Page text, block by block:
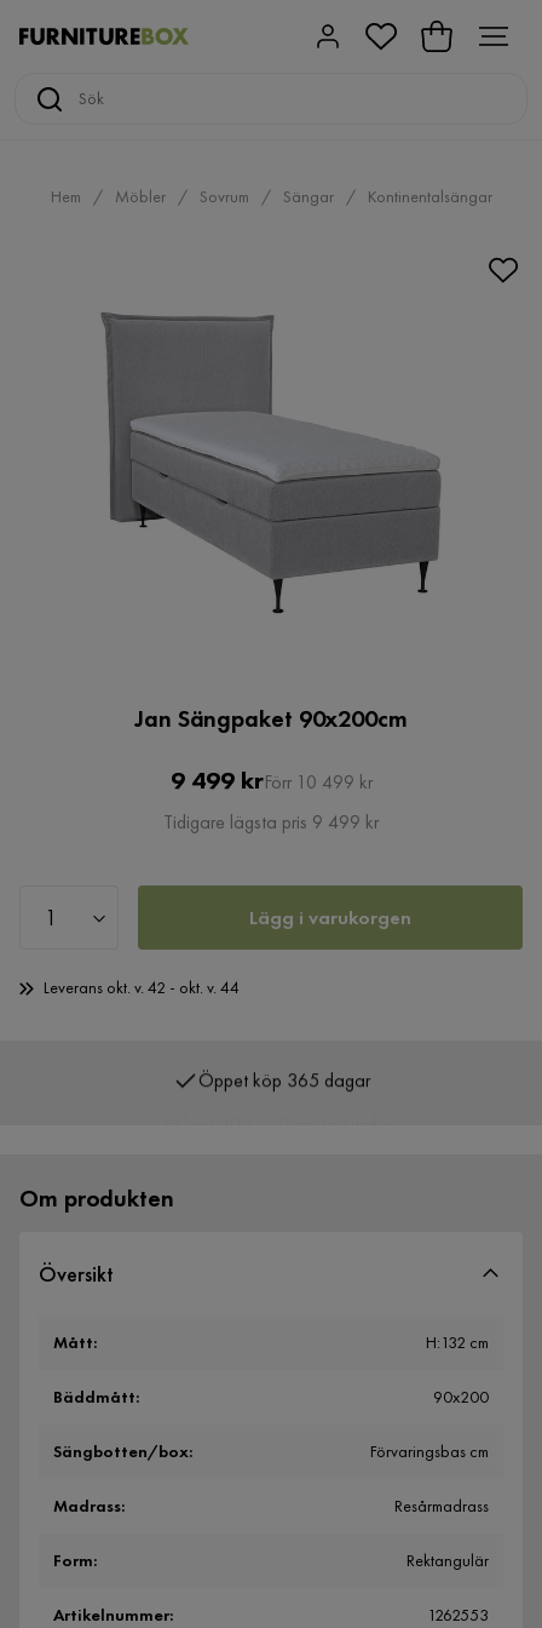
Hem Möbler Sovrum Sängar Kontinentalsängar
Jan Sängpaket 90x200cm
Pris
9 499 krOriginal
Pris
Förr 10 499 kr
Tidigare lägsta pris 9 499 kr
Lägg i varukorgen
Leverans okt. v. 42 - okt. v. 44
Över 400 000 nöjda kunder
Om produkten
Översikt
Mått: H:132 cm
Bäddmått: 90x200
Sängbotten/box: Förvaringsbas cm
Madrass: Resårmadrass
Form: Rektangulär
Artikelnummer: 1262553